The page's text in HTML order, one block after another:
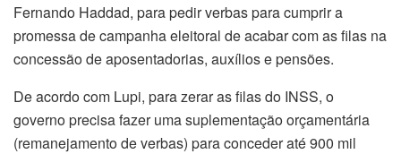
Fernando Haddad, para pedir verbas para cumprir a
promessa de campanha eleitoral de acabar com as filas na
concessão de aposentadorias, auxílios e pensões.
De acordo com Lupi, para zerar as filas do INSS, o
governo precisa fazer uma suplementação orçamentária
(remanejamento de verbas) para conceder até 900 mil